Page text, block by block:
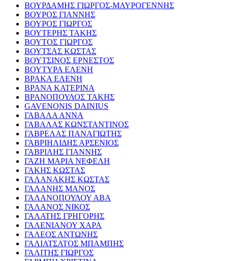
ΒΟΥΡΔΑΜΗΣ ΓΙΩΡΓΟΣ-ΜΑΥΡΟΓΕΝΝΗΣ
ΒΟΥΡΟΣ ΓΙΑΝΝΗΣ
ΒΟΥΡΟΣ ΓΙΩΡΓΟΣ
ΒΟΥΤΕΡΗΣ ΤΑΚΗΣ
ΒΟΥΤΟΣ ΓΙΩΡΓΟΣ
ΒΟΥΤΣΑΣ ΚΩΣΤΑΣ
ΒΟΥΤΣΙΝΟΣ ΕΡΝΕΣΤΟΣ
ΒΟΥΤΥΡΑ ΕΛΕΝΗ
ΒΡΑΚΑ ΕΛΕΝΗ
ΒΡΑΝΑ ΚΑΤΕΡΙΝΑ
ΒΡΑΝΟΠΟΥΛΟΣ ΤΑΚΗΣ
GAVENONIS DAINIUS
ΓΑΒΑΛΑ ΑΝΝΑ
ΓΑΒΑΛΑΣ ΚΩΝΣΤΑΝΤΙΝΟΣ
ΓΑΒΡΕΛΑΣ ΠΑΝΑΓΙΩΤΗΣ
ΓΑΒΡΙΗΛΙΔΗΣ ΑΡΣΕΝΙΟΣ
ΓΑΒΡΙΛΗΣ ΓΙΑΝΝΗΣ
ΓΑΖΗ ΜΑΡΙΑ ΝΕΦΕΛΗ
ΓΑΚΗΣ ΚΩΣΤΑΣ
ΓΑΛΑΝΑΚΗΣ ΚΩΣΤΑΣ
ΓΑΛΑΝΗΣ ΜΑΝΟΣ
ΓΑΛΑΝΟΠΟΥΛΟΥ ΑΒΑ
ΓΑΛΑΝΟΣ ΝΙΚΟΣ
ΓΑΛΑΤΗΣ ΓΡΗΓΟΡΗΣ
ΓΑΛΕΝΙΑΝΟΥ ΧΑΡΑ
ΓΑΛΕΟΣ ΑΝΤΩΝΗΣ
ΓΑΛΙΑΤΣΑΤΟΣ ΜΠΑΜΠΗΣ
ΓΑΛΙΤΗΣ ΓΙΩΡΓΟΣ